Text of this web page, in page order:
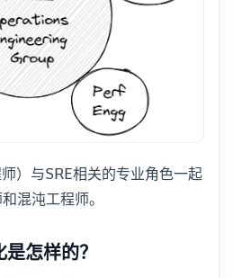
）与SRE相关的专业角色一起
混沌工程师。
怎样的？